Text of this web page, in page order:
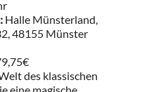
Halle Münsterland,
48155 Münster
des klassischen